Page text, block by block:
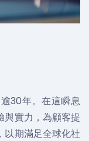
30年。在這瞬息
與實力，為顧客提
以期滿足全球化社